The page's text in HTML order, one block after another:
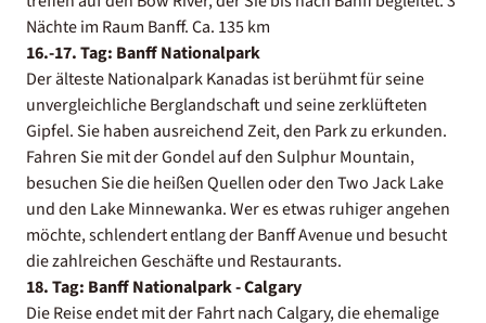
Nächte im Raum Banff. Ca. 135 km
16.-17. Tag: Banff Nationalpark
Der älteste Nationalpark Kanadas ist berühmt für seine
unvergleichliche Berglandschaft und seine zerklüfteten
Gipfel. Sie haben ausreichend Zeit, den Park zu erkunden.
Fahren Sie mit der Gondel auf den Sulphur Mountain,
besuchen Sie die heißen Quellen oder den Two Jack Lake
und den Lake Minnewanka. Wer es etwas ruhiger angehen
möchte, schlendert entlang der Banff Avenue und besucht
die zahlreichen Geschäfte und Restaurants.
18. Tag: Banff Nationalpark - Calgary
Die Reise endet mit der Fahrt nach Calgary, die ehemalige